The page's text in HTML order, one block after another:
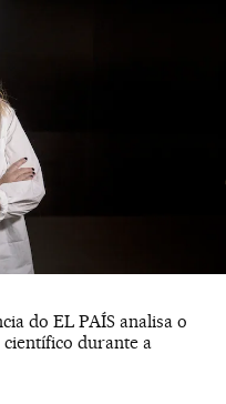
do EL PAÍS analisa o
durante a